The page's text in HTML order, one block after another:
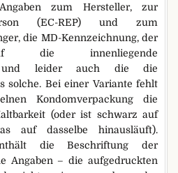
zum Hersteller, zur
(EC-REP) und zum
die MD-Kennzeichnung, der
die innenliegende
und leider auch die die
solche. Bei einer Variante fehlt
Kondomverpackung die
(oder ist schwarz auf
auf dasselbe hinausläuft).
die Beschriftung der
Angaben – die aufgedruckten